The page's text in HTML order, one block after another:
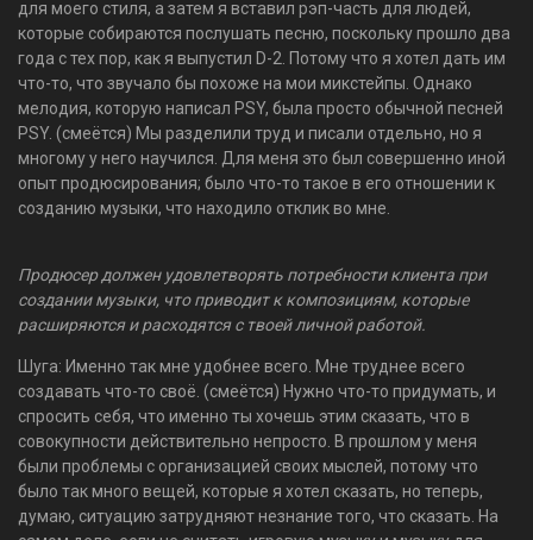
для моего стиля, а затем я вставил рэп-часть для людей,
которые собираются послушать песню, поскольку прошло два
года с тех пор, как я выпустил D-2. Потому что я хотел дать им
что-то, что звучало бы похоже на мои микстейпы. Однако
мелодия, которую написал PSY, была просто обычной песней
PSY. (смеётся) Мы разделили труд и писали отдельно, но я
многому у него научился. Для меня это был совершенно иной
опыт продюсирования; было что-то такое в его отношении к
созданию музыки, что находило отклик во мне.
Продюсер должен удовлетворять потребности клиента при
создании музыки, что приводит к композициям, которые
расширяются и расходятся с твоей личной работой.
Шуга: Именно так мне удобнее всего. Мне труднее всего
создавать что-то своё. (смеётся) Нужно что-то придумать, и
спросить себя, что именно ты хочешь этим сказать, что в
совокупности действительно непросто. В прошлом у меня
были проблемы с организацией своих мыслей, потому что
было так много вещей, которые я хотел сказать, но теперь,
думаю, ситуацию затрудняют незнание того, что сказать. На